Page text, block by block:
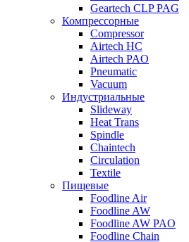
Geartech CLP PAG
Компрессорные
Compressor
Airtech HC
Airtech PAO
Pneumatic
Vacuum
Индустриальные
Slideway
Heat Trans
Spindle
Chaintech
Circulation
Textile
Пищевые
Foodline Air
Foodline AW
Foodline AW PAO
Foodline Chain